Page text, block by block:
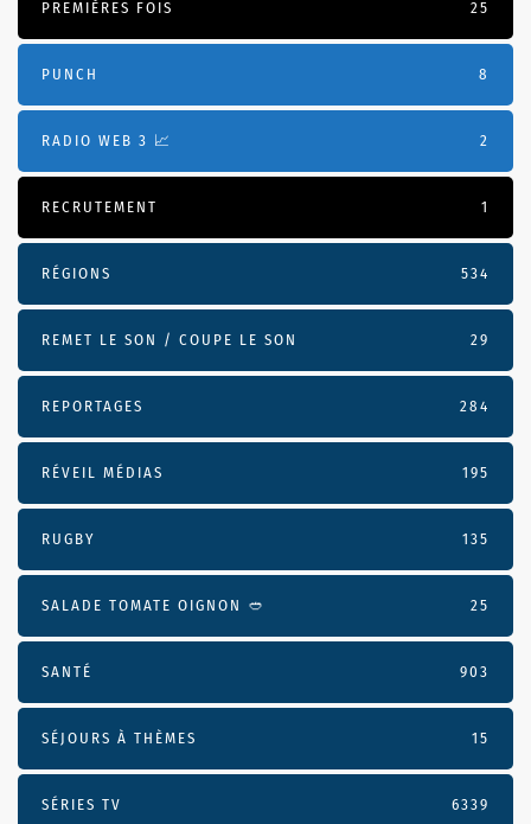
PREMIÈRES FOIS 25
PUNCH 8
RADIO WEB 3 📈 2
RECRUTEMENT 1
RÉGIONS 534
REMET LE SON / COUPE LE SON 29
REPORTAGES 284
RÉVEIL MÉDIAS 195
RUGBY 135
SALADE TOMATE OIGNON 🥙 25
SANTÉ 903
SÉJOURS À THÈMES 15
SÉRIES TV 6339